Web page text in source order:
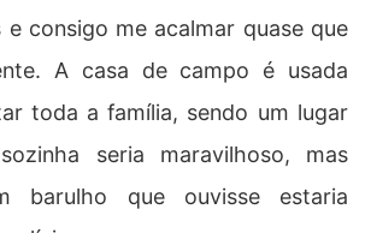
e consigo me acalmar quase que
A casa de campo é usada
toda a família, sendo um lugar
seria maravilhoso, mas
barulho que ouvisse estaria